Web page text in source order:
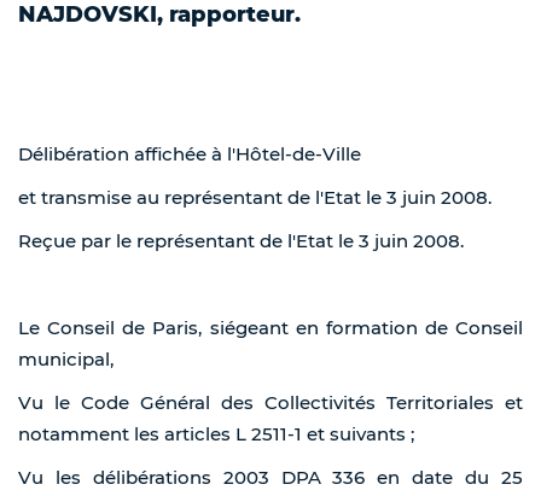
NAJDOVSKI, rapporteur.
Délibération affichée à l'Hôtel-de-Ville
et transmise au représentant de l'Etat le 3 juin 2008.
Reçue par le représentant de l'Etat le 3 juin 2008.
Le Conseil de Paris, siégeant en formation de Conseil
municipal,
Vu le Code Général des Collectivités Territoriales et
notamment les articles L 2511-1 et suivants ;
Vu les délibérations 2003 DPA 336 en date du 25